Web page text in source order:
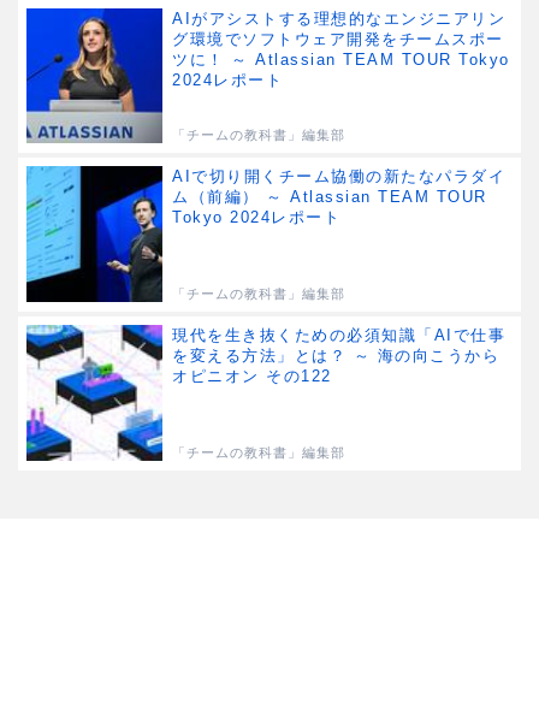
AIがアシストする理想的なエンジニアリン
グ環境でソフトウェア開発をチームスポー
ツに！ ～ Atlassian TEAM TOUR Tokyo
2024レポート
「チームの教科書」編集部
AIで切り開くチーム協働の新たなパラダイ
ム（前編） ～ Atlassian TEAM TOUR
Tokyo 2024レポート
「チームの教科書」編集部
現代を生き抜くための必須知識「AIで仕事
を変える方法」とは？ ～ 海の向こうから
オピニオン その122
「チームの教科書」編集部